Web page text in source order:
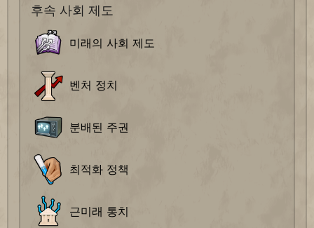
후속 사회 제도
미래의 사회 제도
벤처 정치
분배된 주권
최적화 정책
근미래 통치